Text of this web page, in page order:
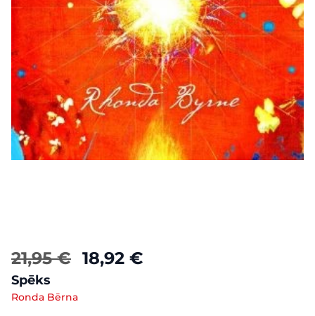
21,95 € 18,92 €
Spēks
Ronda Bērna